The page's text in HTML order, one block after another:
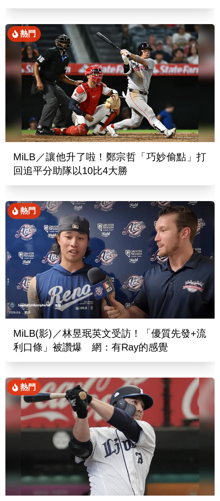
熱門
MiLB／讓他升了啦！鄭宗哲「巧妙偷點」打
回追平分助隊以10比4大勝
熱門
MiLB(影)／林昱珉英文受訪！「優質先發+流
利口條」被讚爆 網：有Ray的感覺
熱門